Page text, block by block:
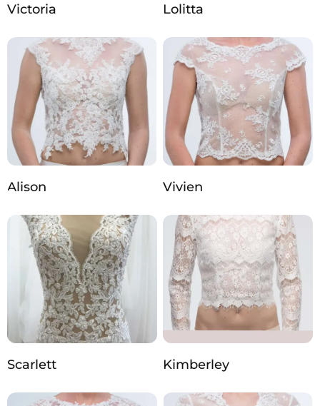
Victoria Lolitta
Alison Vivien
Scarlett Kimberley